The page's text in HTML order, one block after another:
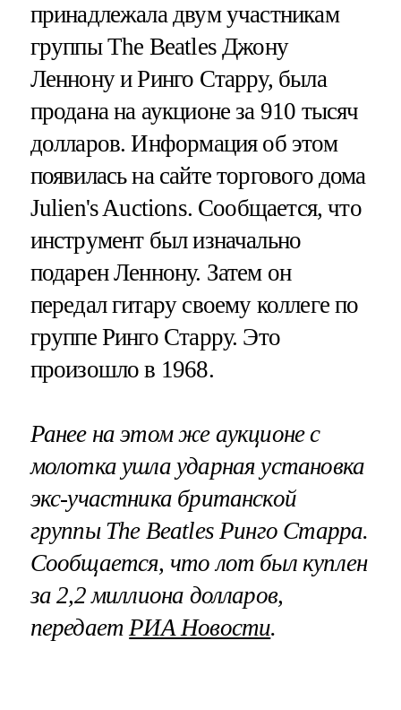
принадлежала двум участникам
группы The Beatles Джону
Леннону и Ринго Старру, была
продана на аукционе за 910 тысяч
долларов. Информация об этом
появилась на сайте торгового дома
Julien's Auctions. Сообщается, что
инструмент был изначально
подарен Леннону. Затем он
передал гитару своему коллеге по
группе Ринго Старру. Это
произошло в 1968.
Ранее на этом же аукционе с
молотка ушла ударная установка
экс-участника британской
группы The Beatles Ринго Старра.
Сообщается, что лот был куплен
за 2,2 миллиона долларов,
передает РИА Новости.